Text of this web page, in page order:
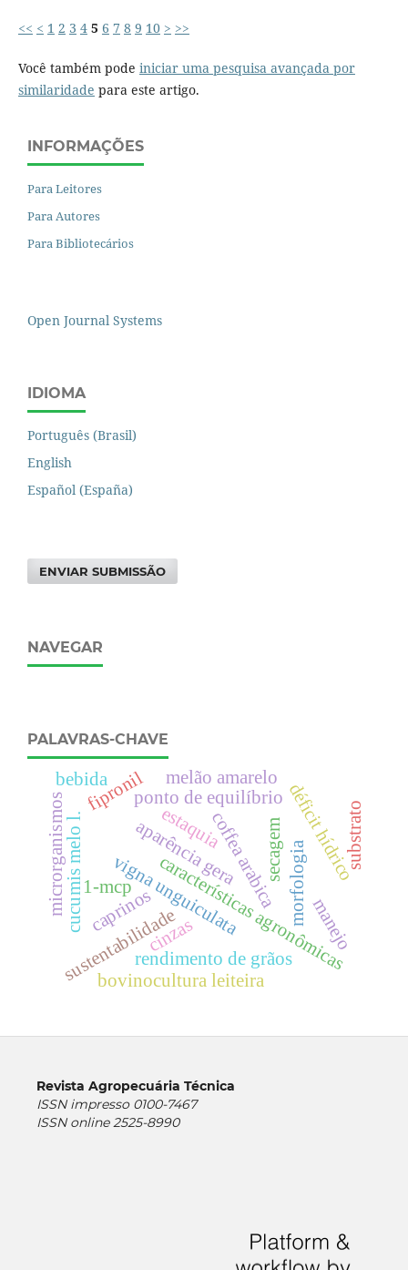
<< < 1 2 3 4 5 6 7 8 9 10 > >>
Você também pode iniciar uma pesquisa avançada por
similaridade para este artigo.
INFORMAÇÕES
Para Leitores
Para Autores
Para Bibliotecários
Open Journal Systems
IDIOMA
Português (Brasil)
English
Español (España)
ENVIAR SUBMISSÃO
NAVEGAR
PALAVRAS-CHAVE
caprinoscaracterísticas agronômicas
vigna unguiculata
sustentabilidade
coffea arabica
ponto de equilíbrio
bovinocultura leiteira
aparência gera
1-mcp morfologia
rendimento de grãos
déficit hídrico
cucumis melo l.
fipronil
microrganismos
manejo
secagem
melão amarelo
cinzas
substrato
estaquia
bebida
Revista Agropecuária Técnica
ISSN impresso 0100-7467
ISSN online 2525-8990